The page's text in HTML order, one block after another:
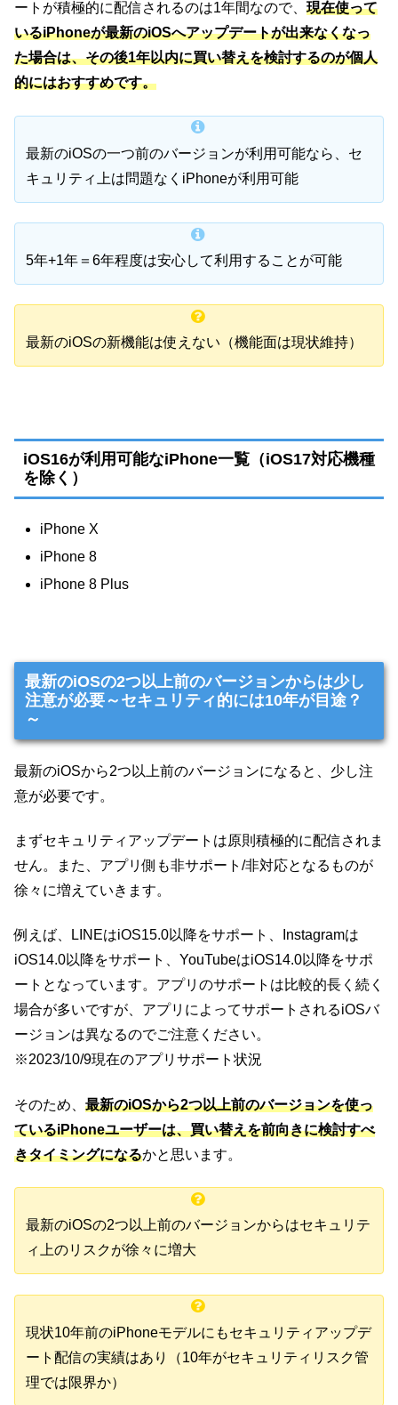
ートが積極的に配信されるのは1年間なので、 現在使って
いるiPhoneが最新のiOSへアップデートが出来なくなっ
た場合は、その後1年以内に買い替えを検討するのが個人
的にはおすすめです。
最新のiOSの一つ前のバージョンが利用可能なら、セ
キュリティ上は問題なくiPhoneが利用可能
5年+1年＝6年程度は安心して利用することが可能
最新のiOSの新機能は使えない（機能面は現状維持）
iOS16が利用可能なiPhone一覧（iOS17対応機種
を除く）
iPhone X
iPhone 8
iPhone 8 Plus
最新のiOSの2つ以上前のバージョンからは少し
注意が必要～セキュリティ的には10年が目途？
～
最新のiOSから2つ以上前のバージョンになると、少し注
意が必要です。
まずセキュリティアップデートは原則積極的に配信されま
せん。また、アプリ側も非サポート/非対応となるものが
徐々に増えていきます。
例えば、LINEはiOS15.0以降をサポート、Instagramは
iOS14.0以降をサポート、YouTubeはiOS14.0以降をサポ
ートとなっています。アプリのサポートは比較的長く続く
場合が多いですが、アプリによってサポートされるiOSバ
ージョンは異なるのでご注意ください。
※2023/10/9現在のアプリサポート状況
そのため、 最新のiOSから2つ以上前のバージョンを使っ
ているiPhoneユーザーは、買い替えを前向きに検討すべ
きタイミングになるかと思います。
最新のiOSの2つ以上前のバージョンからはセキュリテ
ィ上のリスクが徐々に増大
現状10年前のiPhoneモデルにもセキュリティアップデ
ート配信の実績はあり（10年がセキュリティリスク管
理では限界か）